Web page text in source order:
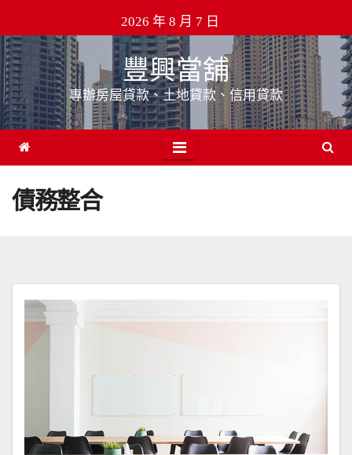
to
content
2026 年 8 月 7 日
豐興當舖
專辦房屋貸款、土地貸款、信用貸款
債務整合